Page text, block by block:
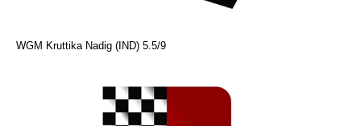
WGM Kruttika Nadig (IND) 5.5/9